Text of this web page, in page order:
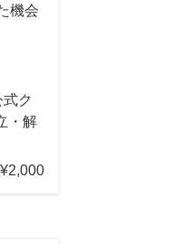
機会
ク
・解
¥2,000